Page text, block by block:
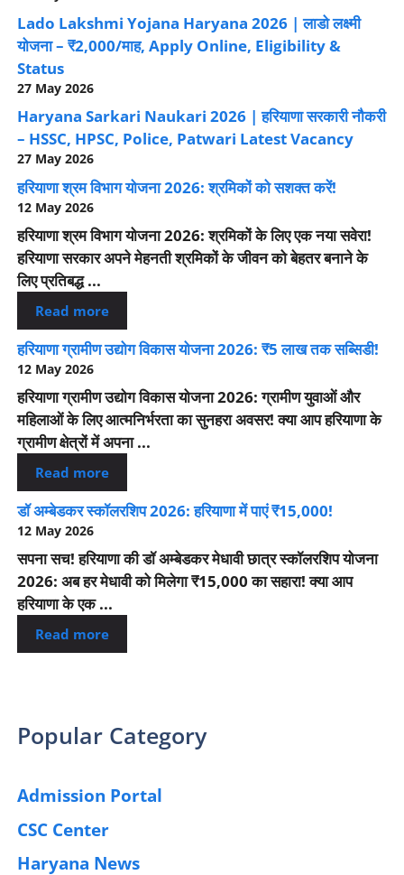
Lado Lakshmi Yojana Haryana 2026 | लाडो लक्ष्मी
योजना – ₹2,000/माह, Apply Online, Eligibility &
Status
27 May 2026
Haryana Sarkari Naukari 2026 | हरियाणा सरकारी नौकरी
– HSSC, HPSC, Police, Patwari Latest Vacancy
27 May 2026
हरियाणा श्रम विभाग योजना 2026: श्रमिकों को सशक्त करें!
12 May 2026
हरियाणा श्रम विभाग योजना 2026: श्रमिकों के लिए एक नया सवेरा!
हरियाणा सरकार अपने मेहनती श्रमिकों के जीवन को बेहतर बनाने के
लिए प्रतिबद्ध ...
Read more
हरियाणा ग्रामीण उद्योग विकास योजना 2026: ₹5 लाख तक सब्सिडी!
12 May 2026
हरियाणा ग्रामीण उद्योग विकास योजना 2026: ग्रामीण युवाओं और
महिलाओं के लिए आत्मनिर्भरता का सुनहरा अवसर! क्या आप हरियाणा के
ग्रामीण क्षेत्रों में अपना ...
Read more
डॉ अम्बेडकर स्कॉलरशिप 2026: हरियाणा में पाएं ₹15,000!
12 May 2026
सपना सच! हरियाणा की डॉ अम्बेडकर मेधावी छात्र स्कॉलरशिप योजना
2026: अब हर मेधावी को मिलेगा ₹15,000 का सहारा! क्या आप
हरियाणा के एक ...
Read more
Popular Category
Admission Portal
CSC Center
Haryana News